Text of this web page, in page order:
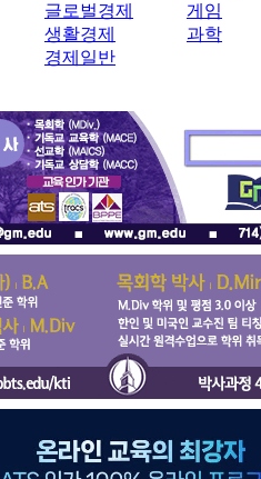
글로벌경제
생활경제
경제일반
게임
과학